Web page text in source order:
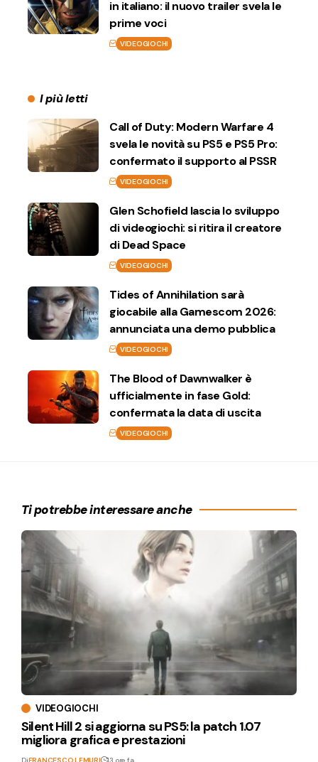
in italiano: il nuovo trailer svela le
prime voci
VIDEOGIOCHI
I più letti
Call of Duty: Modern Warfare 4
svela le novità su PS5 e PS5 Pro:
confermato il supporto al PSSR
VIDEOGIOCHI
Glen Schofield lascia lo sviluppo
di videogiochi: si ritira il creatore
di Dead Space
VIDEOGIOCHI
Tides of Annihilation sarà
giocabile alla Gamescom 2026:
annunciata una demo pubblica
VIDEOGIOCHI
The Blood of Dawnwalker è
ufficialmente in fase Gold:
confermata la data di uscita
VIDEOGIOCHI
Ti potrebbe interessare anche
VIDEOGIOCHI
Silent Hill 2 si aggiorna su PS5: la patch 1.07
migliora grafica e prestazioni